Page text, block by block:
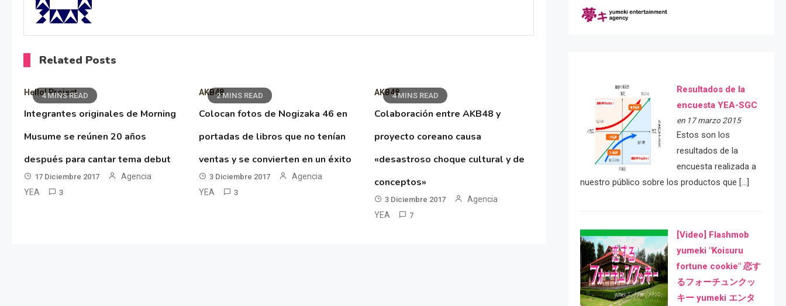
Related Posts
4 MINS READ
Hello! Project
Integrantes originales de Morning
Musume se reúnen 20 años
después para cantar tema debut
17 Diciembre 2017
Agencia
YEA
3
2 MINS READ
AKB48
Colocan fotos de Nogizaka 46 en
portadas de libros que no tenían
ventas y se convierten en un éxito
3 Diciembre 2017
Agencia
YEA
3
4 MINS READ
AKB48
Colaboración entre AKB48 y
proyecto coreano causa
«desastroso choque cultural y de
conceptos»
3 Diciembre 2017
Agencia
YEA
7
Resultados de la
encuesta YEA-SGC
en 17 marzo 2015
Estos son los
resultados de la
encuesta realizada a
nuestro público sobre los productos que […]
[Video] Flashmob
yumeki "Koisuru
fortune cookie" 恋す
るフォーチュンクッ
キー yumeki エンタ